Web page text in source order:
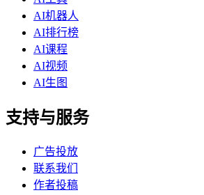
AI机器人
AI排行榜
AI课程
AI视频
AI生图
支持与服务
广告投放
联系我们
作者投稿